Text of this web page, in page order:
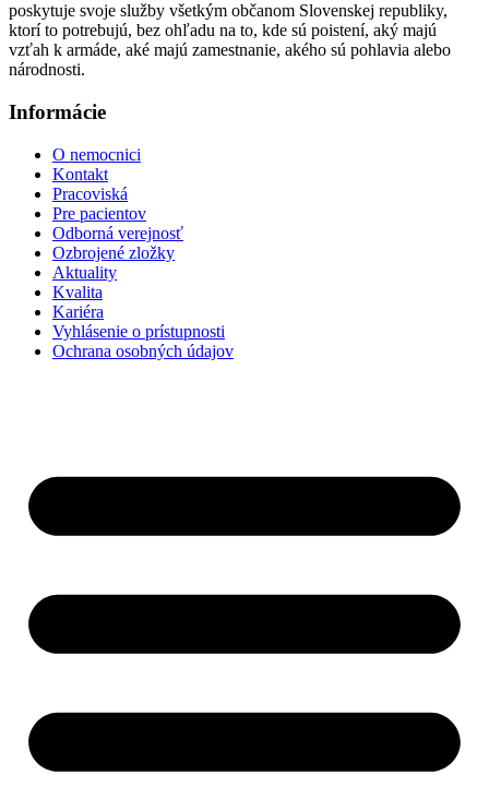
poskytuje svoje služby všetkým občanom Slovenskej republiky,
ktorí to potrebujú, bez ohľadu na to, kde sú poistení, aký majú
vzťah k armáde, aké majú zamestnanie, akého sú pohlavia alebo
národnosti.
Informácie
O nemocnici
Kontakt
Pracoviská
Pre pacientov
Odborná verejnosť
Ozbrojené zložky
Aktuality
Kvalita
Kariéra
Vyhlásenie o prístupnosti
Ochrana osobných údajov